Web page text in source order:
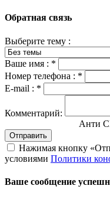
Обратная связь
Выберите тему :
Ваше имя : *
Номер телефона : *
E-mail : *
Комментарий:
Анти
Отправить
Нажимая кнопку
условиями Политики
Ваше сообщение